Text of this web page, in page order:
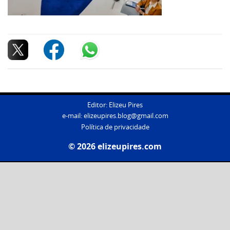
Editor: Elizeu Pires
e-mail:elizeupires.blog@gmail.com
Política de privacidade
© 2026 elizeupires.com